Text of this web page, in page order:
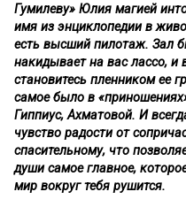
Гумилеву» Юлия магией
имя из энциклопедии в
есть высший пилотаж. Зал
накидывает на вас лассо, и
становитесь пленником ее
самое было в
Гиппиус, Ахматовой. И
чувство радости от
спасительному, что
души самое главное,
мир вокруг тебя рушится.